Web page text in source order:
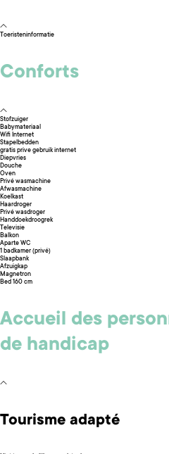
Toeristeninformatie
Conforts
Stofzuiger
Babymateriaal
Wifi Internet
Stapelbedden
gratis prive gebruik internet
Diepvries
Douche
Oven
Privé wasmachine
Afwasmachine
Koelkast
Haardroger
Privé wasdroger
Handdoekdroogrek
Televisie
Balkon
Aparte WC
1 badkamer (privé)
Slaapbank
Afzuigkap
Magnetron
Bed 160 cm
Accueil des
de handicap
Tourisme adapté